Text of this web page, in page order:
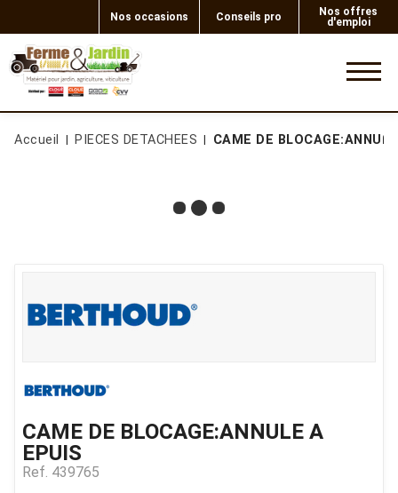
Nos occasions Conseils pro
Nos offres
d'emploi
Accueil PIECES DETACHEES CAME DE
CAME DE BLOCAGE:ANNULE A
EPUIS
Ref. 439765